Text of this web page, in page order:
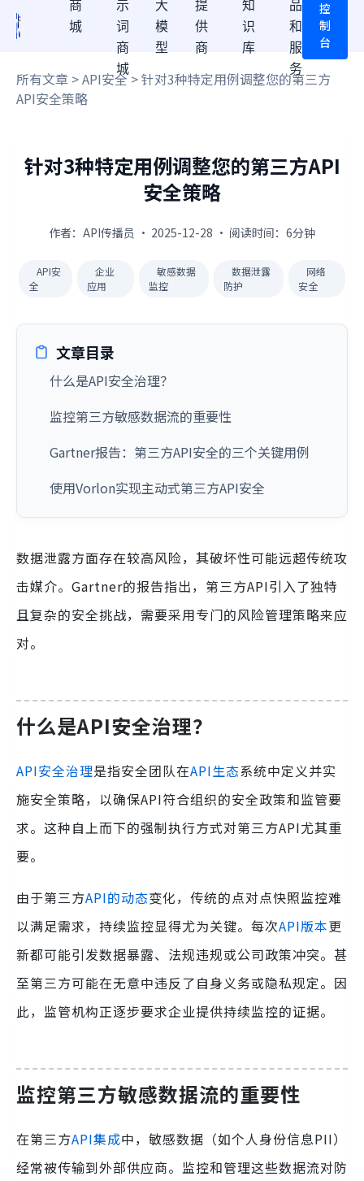
商
城
示
词
商
城
大
模
型
提
供
商
知
识
库
品
和
服
务
控
制
台
所有文章 >API安全> 针对3种特定用例调整您的第三方
API安全策略
针对3种特定用例调整您的第三方API
安全策略
作者：API传播员 · 2025-12-28 · 阅读时间：6分钟
API安
全
企业
应用
敏感数据
监控
数据泄露
防护
网络
安全
文章目录
什么是API安全治理？
监控第三方敏感数据流的重要性
Gartner报告：第三方API安全的三个关键用例
使用Vorlon实现主动式第三方API安全
数据泄露方面存在较高风险，其破坏性可能远超传统攻
击媒介。Gartner的报告指出，第三方API引入了独特
且复杂的安全挑战，需要采用专门的风险管理策略来应
对。
什么是API安全治理？
API安全治理是指安全团队在API生态系统中定义并实
施安全策略，以确保API符合组织的安全政策和监管要
求。这种自上而下的强制执行方式对第三方API尤其重
要。
由于第三方API的动态变化，传统的点对点快照监控难
以满足需求，持续监控显得尤为关键。每次API版本更
新都可能引发数据暴露、法规违规或公司政策冲突。甚
至第三方可能在无意中违反了自身义务或隐私规定。因
此，监管机构正逐步要求企业提供持续监控的证据。
监控第三方敏感数据流的重要性
在第三方API集成中，敏感数据（如个人身份信息PII）
经常被传输到外部供应商。监控和管理这些数据流对防